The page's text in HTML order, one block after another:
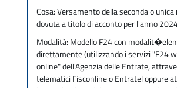
Cosa:Versamento della seconda o
dovuta a titolo di acconto per l'anno
Modalità: Modello F24 con
direttamente (utilizzando i servizi "F24
online" dell'Agenzia delle Entrate,
telematici Fisconline o Entratel oppure